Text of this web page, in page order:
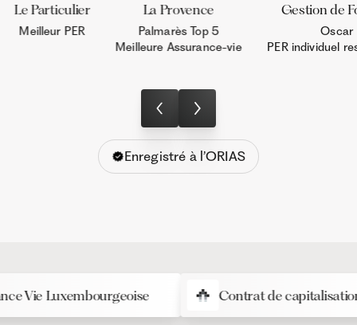
Le Particulier
Meilleur PER
La Provence
Palmarès Top 5
Meilleure Assurance-vie
Gestion de
Oscar
PER individuel
Enregistré à l’ORIAS
Luxembourgeoise Contrat de capitalisation